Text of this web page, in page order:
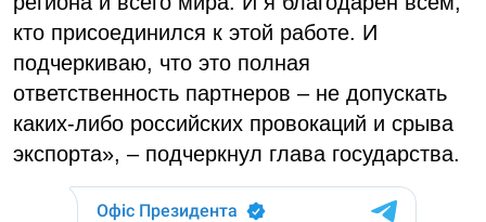
кто присоединился к этой работе. И
подчеркиваю, что это полная
ответственность партнеров – не допускать
каких-либо российских провокаций и срыва
экспорта», – подчеркнул глава государства.